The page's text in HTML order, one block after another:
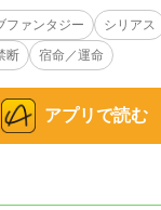
た恋はまもなく、天変地
は、シュプリムグッドと
ためにいざなわれたこと
ファンタジー
シリアス
断 宿命／運命
アプリで読む